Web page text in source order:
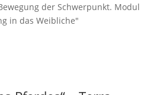
der Schwerpunkt. Modul
in das Weibliche"